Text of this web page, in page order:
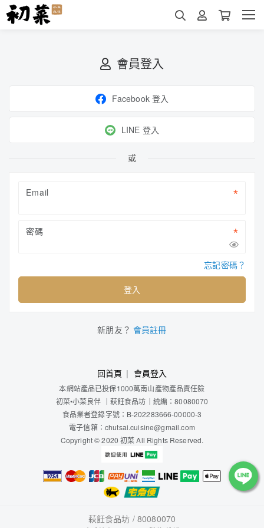
會員登入
Facebook 登入
LINE 登入
或
Email
密碼
忘記密碼？
登入
新朋友？ 會員註冊
回首頁 會員登入
本網站產品已投保1000萬南山產物產品責任險
初菜•小菜良伴 ｜ 萩飪食品坊 ｜ 統編：80080070
食品業者登錄字號：B-202283666-00000-3
電子信箱：chutsai.cuisine@gmail.com
Copyright © 2020 初菜 All Rights Reserved.
萩飪食品坊 / 80080070